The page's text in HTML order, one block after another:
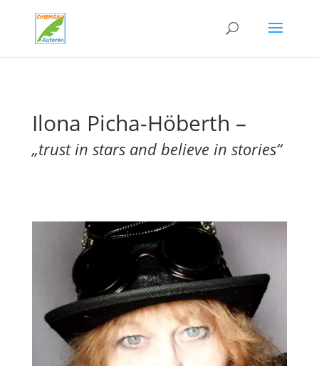
Ilona Picha-Höberth –
„trust in stars and believe in stories“